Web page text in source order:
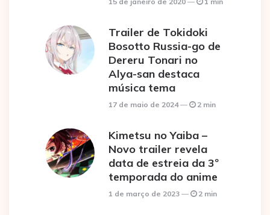
Trailer de Tokidoki
Bosotto Russia-go de
Dereru Tonari no
Alya-san destaca
música tema
17 de maio de 2024 2 min
Kimetsu no Yaiba –
Novo trailer revela
data de estreia da 3º
temporada do anime
1 de março de 2023 2 min